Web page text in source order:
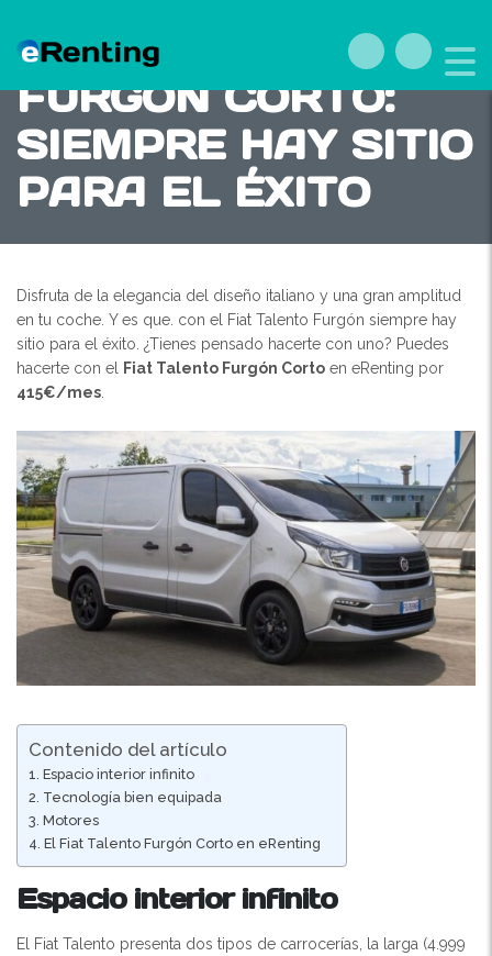
FIAT TALENTO
FURGÓN CORTO:
SIEMPRE HAY SITIO
PARA EL ÉXITO
Disfruta de la elegancia del diseño italiano y una gran amplitud
en tu coche. Y es que. con el Fiat Talento Furgón siempre hay
sitio para el éxito. ¿Tienes pensado hacerte con uno? Puedes
hacerte con el
Fiat Talento Furgón Corto en eRenting por
415€/mes
Contenido del artículo
Espacio interior infinito
Tecnología bien equipada
Motores
El Fiat Talento Furgón Corto en eRenting
Espacio interior infinito
El Fiat Talento presenta dos tipos de carrocerías, la larga (4.999